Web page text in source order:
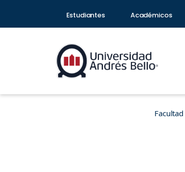
Estudiantes Académicos
Facultad